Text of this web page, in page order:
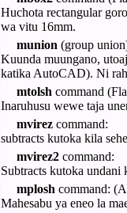
Huchota rectangular
wa vitu 16mm.
munion (group
Kuunda muungano,
katika AutoCAD). Ni
mtolsh command
Inaruhusu wewe taja
mvirez command:
subtracts kutoka kila
mvirez2 command:
Subtracts kutoka
mplosh command:
Mahesabu ya eneo la